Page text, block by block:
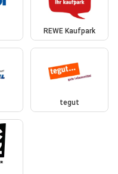
REWE Kaufpark
tegut